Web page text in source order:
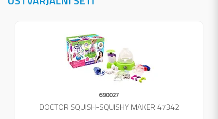
690027
DOCTOR SQUISH-SQUISHY MAKER 47342